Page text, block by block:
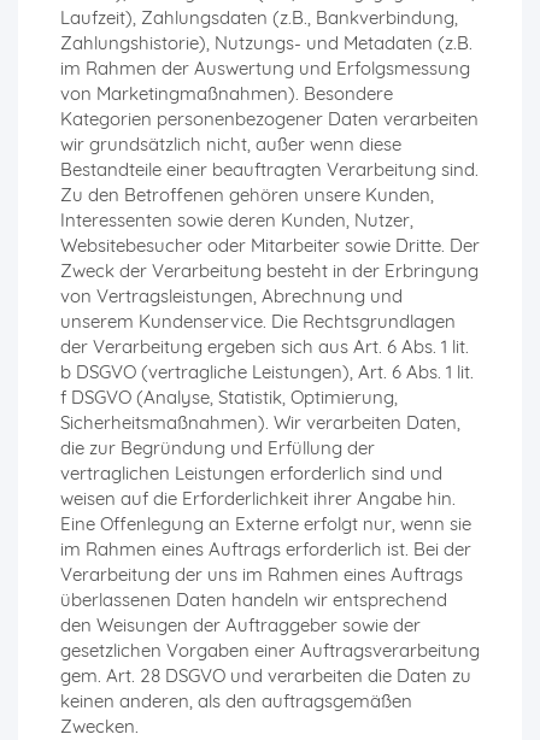
Laufzeit), Zahlungsdaten (z.B., Bankverbindung,
Zahlungshistorie), Nutzungs- und Metadaten (z.B.
im Rahmen der Auswertung und Erfolgsmessung
von Marketingmaßnahmen). Besondere
Kategorien personenbezogener Daten verarbeiten
wir grundsätzlich nicht, außer wenn diese
Bestandteile einer beauftragten Verarbeitung sind.
Zu den Betroffenen gehören unsere Kunden,
Interessenten sowie deren Kunden, Nutzer,
Websitebesucher oder Mitarbeiter sowie Dritte. Der
Zweck der Verarbeitung besteht in der Erbringung
von Vertragsleistungen, Abrechnung und
unserem Kundenservice. Die Rechtsgrundlagen
der Verarbeitung ergeben sich aus Art. 6 Abs. 1 lit.
b DSGVO (vertragliche Leistungen), Art. 6 Abs. 1 lit.
f DSGVO (Analyse, Statistik, Optimierung,
Sicherheitsmaßnahmen). Wir verarbeiten Daten,
die zur Begründung und Erfüllung der
vertraglichen Leistungen erforderlich sind und
weisen auf die Erforderlichkeit ihrer Angabe hin.
Eine Offenlegung an Externe erfolgt nur, wenn sie
im Rahmen eines Auftrags erforderlich ist. Bei der
Verarbeitung der uns im Rahmen eines Auftrags
überlassenen Daten handeln wir entsprechend
den Weisungen der Auftraggeber sowie der
gesetzlichen Vorgaben einer Auftragsverarbeitung
gem. Art. 28 DSGVO und verarbeiten die Daten zu
keinen anderen, als den auftragsgemäßen
Zwecken.